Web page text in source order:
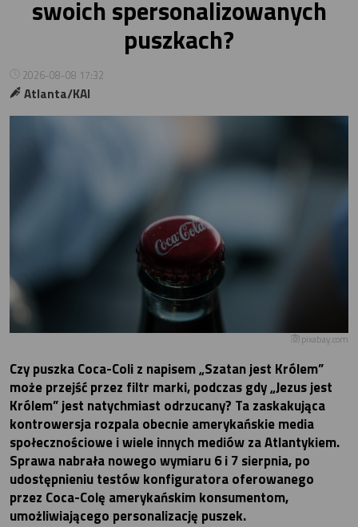
swoich spersonalizowanych
puszkach?
2026-08-08 17:32
Atlanta/KAI
pixabay.com
Czy puszka Coca-Coli z napisem „Szatan jest Królem”
może przejść przez filtr marki, podczas gdy „Jezus jest
Królem” jest natychmiast odrzucany? Ta zaskakująca
kontrowersja rozpala obecnie amerykańskie media
społecznościowe i wiele innych mediów za Atlantykiem.
Sprawa nabrała nowego wymiaru 6 i 7 sierpnia, po
udostępnieniu testów konfiguratora oferowanego
przez Coca-Colę amerykańskim konsumentom,
umożliwiającego personalizację puszek.